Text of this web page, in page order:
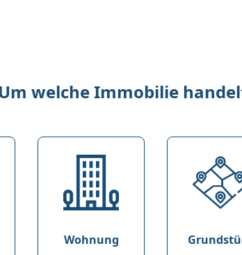
welche Immobilie
Wohnung